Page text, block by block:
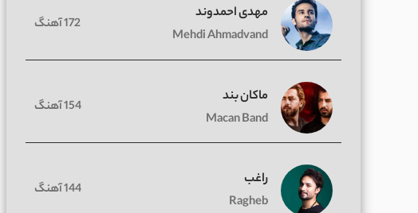
مهدی احمدوند
Mehdi Ahmadvand
172 آهنگ
ماکان بند
Macan Band
154 آهنگ
راغب
Ragheb
144 آهنگ